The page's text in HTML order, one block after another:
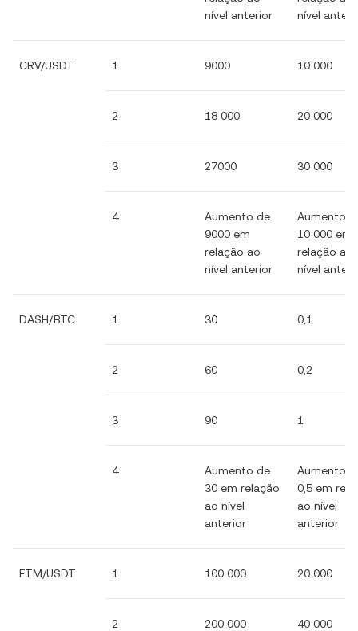
nível anterior
nível
CRV/USDT 1 9000 10 000
2 18 000 20 000
3 27000 30 000
4
Aumento de
9000 em
relação ao
nível anterior
Aumento
10 000 em
relação ao
nível
DASH/BTC 1 30 0,1
2 60 0,2
3 90 1
4
Aumento de
30 em relação
ao nível
anterior
Aumento
0,5 em
ao nível
anterior
FTM/USDT 1 100 000 20 000
2 200 000 40 000